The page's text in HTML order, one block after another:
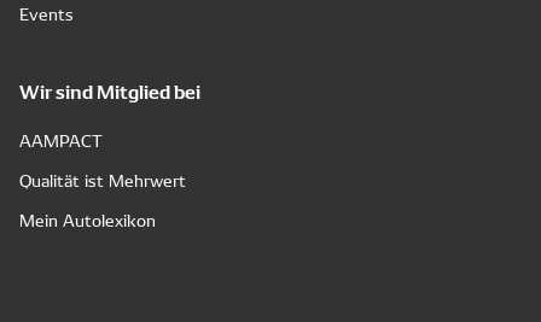
Events
Wir sind Mitglied bei
AAMPACT
Qualität ist Mehrwert
Mein Autolexikon